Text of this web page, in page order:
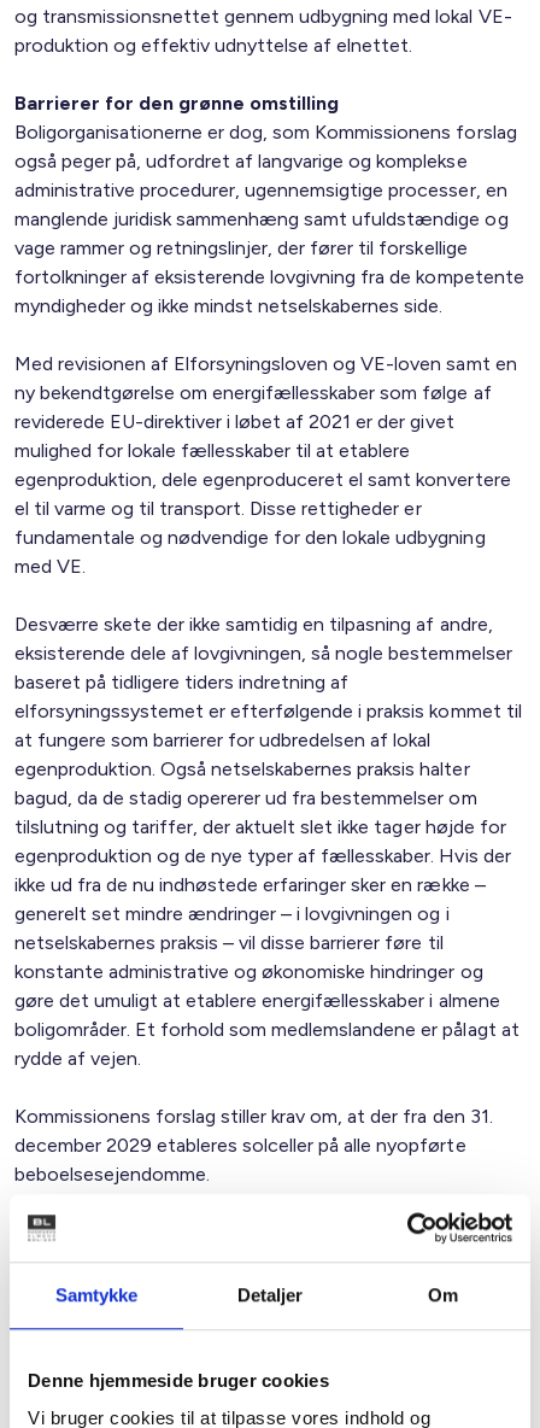
Samtykke Detaljer Om
Denne hjemmeside bruger cookies
Vi bruger cookies til at tilpasse vores indhold og
og transmissionsnettet gennem udbygning med lokal VE-
produktion og effektiv udnyttelse af elnettet.
Barrierer for den grønne omstilling
Boligorganisationerne er dog, som Kommissionens forslag
også peger på, udfordret af langvarige og komplekse
administrative procedurer, ugennemsigtige processer, en
manglende juridisk sammenhæng samt ufuldstændige og
vage rammer og retningslinjer, der fører til forskellige
fortolkninger af eksisterende lovgivning fra de kompetente
myndigheder og ikke mindst netselskabernes side.
Med revisionen af Elforsyningsloven og VE-loven samt en
ny bekendtgørelse om energifællesskaber som følge af
reviderede EU-direktiver i løbet af 2021 er der givet
mulighed for lokale fællesskaber til at etablere
egenproduktion, dele egenproduceret el samt konvertere
el til varme og til transport. Disse rettigheder er
fundamentale og nødvendige for den lokale udbygning
med VE.
Desværre skete der ikke samtidig en tilpasning af andre,
eksisterende dele af lovgivningen, så nogle bestemmelser
baseret på tidligere tiders indretning af
elforsyningssystemet er efterfølgende i praksis kommet til
at fungere som barrierer for udbredelsen af lokal
egenproduktion. Også netselskabernes praksis halter
bagud, da de stadig opererer ud fra bestemmelser om
tilslutning og tariffer, der aktuelt slet ikke tager højde for
egenproduktion og de nye typer af fællesskaber. Hvis der
ikke ud fra de nu indhøstede erfaringer sker en række –
generelt set mindre ændringer – i lovgivningen og i
netselskabernes praksis – vil disse barrierer føre til
konstante administrative og økonomiske hindringer og
gøre det umuligt at etablere energifællesskaber i almene
boligområder. Et forhold som medlemslandene er pålagt at
rydde af vejen.
Kommissionens forslag stiller krav om, at der fra den 31.
december 2029 etableres solceller på alle nyopførte
beboelsesejendomme.
Netselskaberne fortolker reglerne i elmarkedsdirektivet,
VE-direktivet og lignende direktiver meget forskelligt, så
regler og love, der skulle fremme den grønne omstilling i
BL’s medlemmer oplever i konkrete byggesager meget